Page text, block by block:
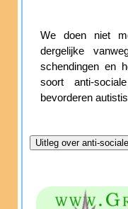
We doen niet
dergelijke
schendingen en
soort anti-
bevorderen